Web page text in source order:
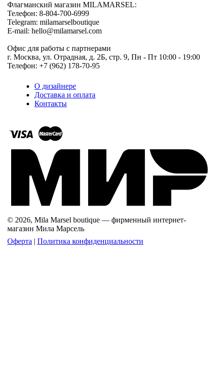
Флагманский магазин MILAMARSEL:
Телефон: 8-804-700-6999
Telegram: milamarselboutique
E-mail: hello@milamarsel.com
Офис для работы с партнерами
г. Москва, ул. Отрадная, д. 2Б, стр. 9, Пн - Пт 10:00 - 19:00
Телефон: +7 (962) 178-70-95
О дизайнере
Доставка и оплата
Контакты
© 2026, Mila Marsel boutique — фирменный интернет-
магазин Мила Марсель
Оферта | Политика конфиденциальности